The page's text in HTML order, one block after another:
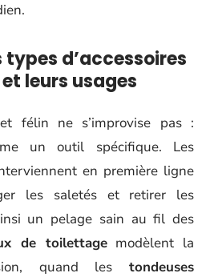
d’accessoires
leurs usages
félin ne s’improvise pas :
un outil spécifique. Les
en première ligne
les saletés et retirer les
un pelage sain au fil des
de toilettagemodèlent la
quand les tondeuses